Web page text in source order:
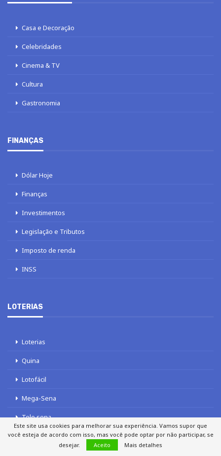
Casa e Decoração
Celebridades
Cinema & TV
Cultura
Gastronomia
FINANÇAS
Dólar Hoje
Finanças
Investimentos
Legislação e Tributos
Imposto de renda
INSS
LOTERIAS
Loterias
Quina
Lotofácil
Mega-Sena
Tele sena
Este site usa cookies para melhorar sua experiência. Vamos supor que
você esteja de acordo com isso, mas você pode optar por não participar, se
desejar.
Aceito Mais detalhes